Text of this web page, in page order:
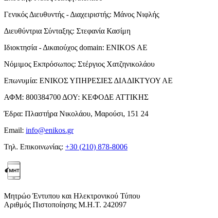
Γενικός Διευθυντής - Διαχειριστής: Μάνος Νιφλής
Διευθύντρια Σύνταξης: Στεφανία Κασίμη
Ιδιοκτησία - Δικαιούχος domain: ENIKOS AE
Νόμιμος Εκπρόσωπος: Στέργιος Χατζηνικολάου
Επωνυμία: ΕΝΙΚΟΣ ΥΠΗΡΕΣΙΕΣ ΔΙΑΔΙΚΤΥΟΥ ΑΕ
ΑΦΜ: 800384700 ΔΟΥ: ΚΕΦΟΔΕ ΑΤΤΙΚΗΣ
Έδρα: Πλαστήρα Νικολάου, Μαρούσι, 151 24
Email: info@enikos.gr
Τηλ. Επικοινωνίας: +30 (210) 878-8006
Μητρώο Έντυπου και Ηλεκτρονικού Τύπου
Αριθμός Πιστοποίησης Μ.Η.Τ. 242097